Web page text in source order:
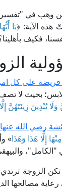
وهب في "تفسير
هذه الآية: ﴿يَا
فكيف
على كل
بحيث لا
يُبْدِينَ زِينَتَهُنَّ
رضي الله عنها
إِلَّا هَذَا وَهَذَا»
الزوجة
مصالحها